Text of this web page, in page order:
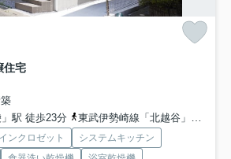
住宅
駅 徒歩23分
東武伊勢崎線「北越谷」駅 徒歩25分
ンクロゼット
システムキッチン